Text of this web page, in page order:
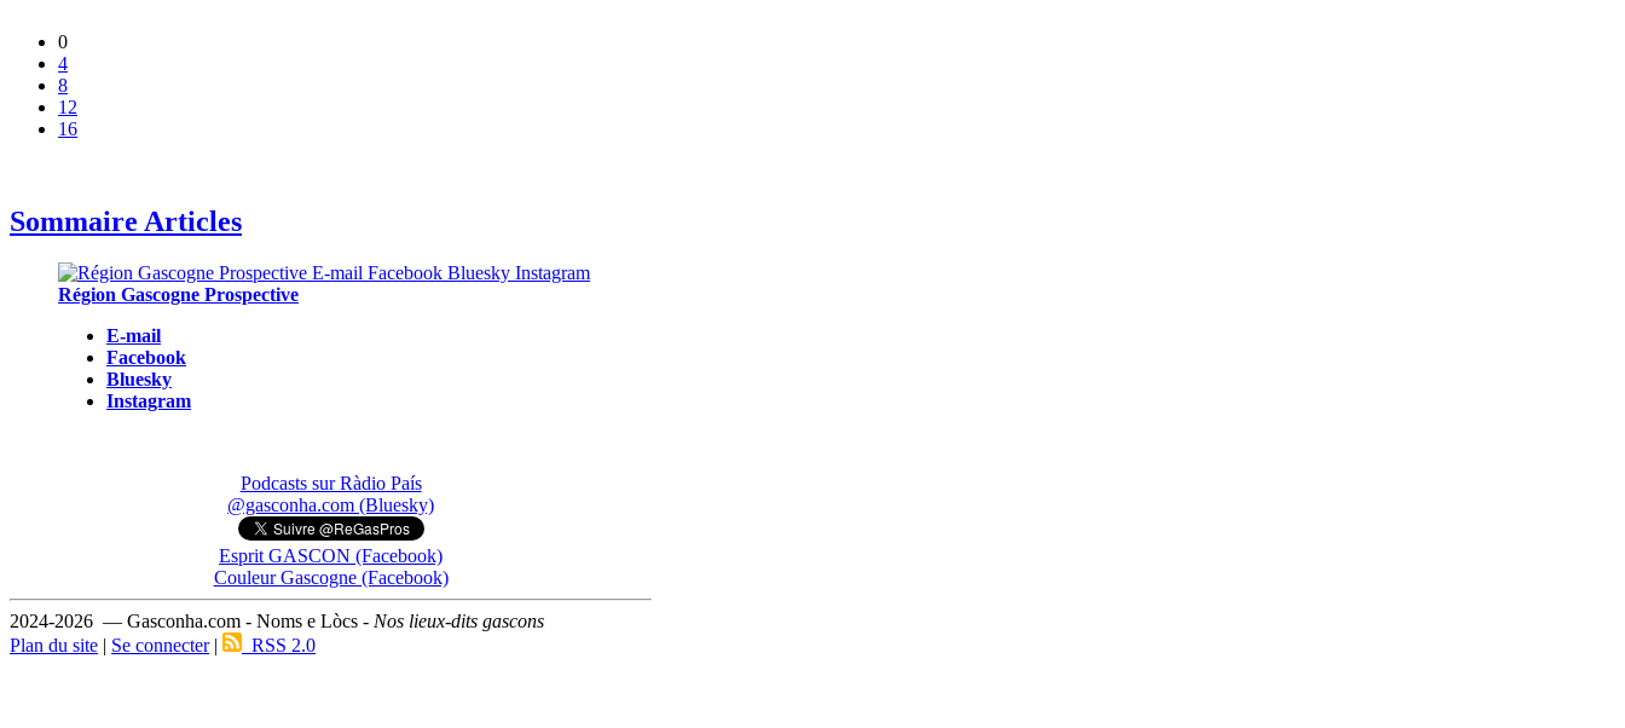
0
4
8
12
16
Sommaire Articles
Région Gascogne Prospective
E-mail
Facebook
Bluesky
Instagram
Podcasts sur Ràdio País
@gasconha.com (Bluesky)
Esprit GASCON (Facebook)
Couleur Gascogne (Facebook)
2024-2026 — Gasconha.com - Noms e Lòcs - Nos lieux-dits gascons
Plan du site | Se connecter| RSS 2.0